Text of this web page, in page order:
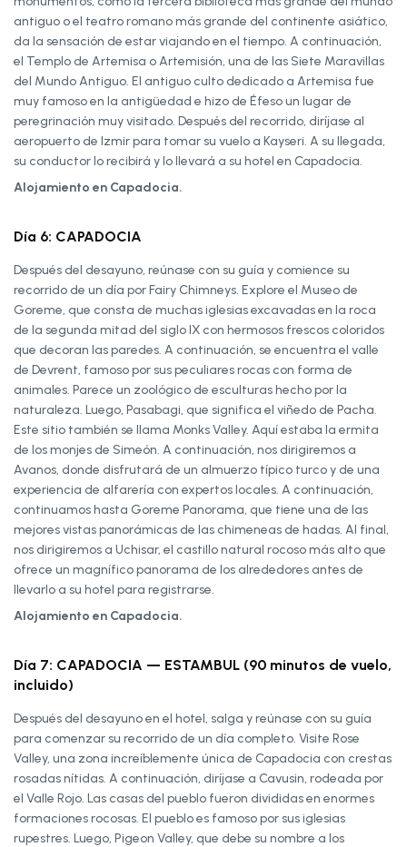
antiguo o el teatro romano más grande del continente asiático,
da la sensación de estar viajando en el tiempo. A continuación,
el Templo de Artemisa o Artemisión, una de las Siete Maravillas
del Mundo Antiguo. El antiguo culto dedicado a Artemisa fue
muy famoso en la antigüedad e hizo de Éfeso un lugar de
peregrinación muy visitado. Después del recorrido, diríjase al
aeropuerto de Izmir para tomar su vuelo a Kayseri. A su llegada,
su conductor lo recibirá y lo llevará a su hotel en Capadocia.
Alojamiento en Capadocia.
Día 6: CAPADOCIA
Después del desayuno, reúnase con su guía y comience su
recorrido de un día por Fairy Chimneys. Explore el Museo de
Goreme, que consta de muchas iglesias excavadas en la roca
de la segunda mitad del siglo IX con hermosos frescos coloridos
que decoran las paredes. A continuación, se encuentra el valle
de Devrent, famoso por sus peculiares rocas con forma de
animales. Parece un zoológico de esculturas hecho por la
naturaleza. Luego, Pasabagi, que significa el viñedo de Pacha.
Este sitio también se llama Monks Valley. Aquí estaba la ermita
de los monjes de Simeón. A continuación, nos dirigiremos a
Avanos, donde disfrutará de un almuerzo típico turco y de una
experiencia de alfarería con expertos locales. A continuación,
continuamos hasta Goreme Panorama, que tiene una de las
mejores vistas panorámicas de las chimeneas de hadas. Al final,
nos dirigiremos a Uchisar, el castillo natural rocoso más alto que
ofrece un magnífico panorama de los alrededores antes de
llevarlo a su hotel para registrarse.
Alojamiento en Capadocia.
Día 7: CAPADOCIA — ESTAMBUL (90 minutos de vuelo,
incluido)
Después del desayuno en el hotel, salga y reúnase con su guía
para comenzar su recorrido de un día completo. Visite Rose
Valley, una zona increíblemente única de Capadocia con crestas
rosadas nítidas. A continuación, diríjase a Cavusin, rodeada por
el Valle Rojo. Las casas del pueblo fueron divididas en enormes
formaciones rocosas. El pueblo es famoso por sus iglesias
rupestres. Luego, Pigeon Valley, que debe su nombre a los